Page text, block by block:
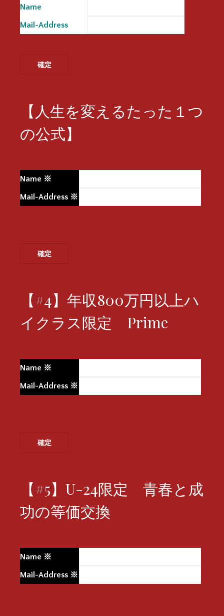
Name
Mail-Address
【人生を変えるたった１つ
の公式】
Name ※
Mail-Address ※
【#4】年収800万円以上ハ
イクラス限定 Prime
Name ※
Mail-Address ※
【#5】U-24限定 青春と成
功の等価交換
Name ※
Mail-Address ※